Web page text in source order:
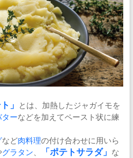
」
とは、加熱したジャガイモを
ターなどを加えてペースト状に練
など肉料理の付け合わせに用いら
グラタン 「ポテトサラダ」 な